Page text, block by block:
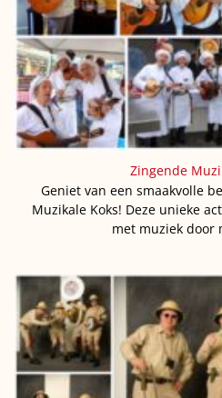
Zingende
Geniet van een smaakvolle
Muzikale Koks! Deze unieke
met muziek door